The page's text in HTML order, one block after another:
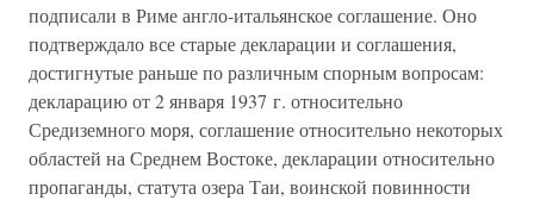
подписали в Риме англо-итальянское соглашение. Оно
подтверждало все старые декларации и соглашения,
достигнутые раньше по различным спорным вопросам:
декларацию от 2 января 1937 г. относительно
Средиземного моря, соглашение относительно некоторых
областей на Среднем Востоке, декларации относительно
пропаганды, статута озера Таи, воинской повинности